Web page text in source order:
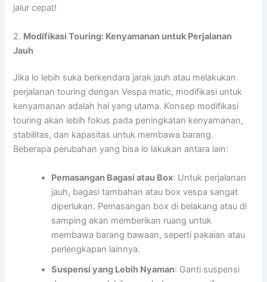
jalur cepat!
2. Modifikasi Touring: Kenyamanan untuk Perjalanan
Jauh
Jika lo lebih suka berkendara jarak jauh atau melakukan
perjalanan touring dengan Vespa matic, modifikasi untuk
kenyamanan adalah hal yang utama. Konsep modifikasi
touring akan lebih fokus pada peningkatan kenyamanan,
stabilitas, dan kapasitas untuk membawa barang.
Beberapa perubahan yang bisa lo lakukan antara lain:
Pemasangan Bagasi atau Box: Untuk perjalanan
jauh, bagasi tambahan atau box vespa sangat
diperlukan. Pemasangan box di belakang atau di
samping akan memberikan ruang untuk
membawa barang bawaan, seperti pakaian atau
perlengkapan lainnya.
Suspensi yang Lebih Nyaman: Ganti suspensi